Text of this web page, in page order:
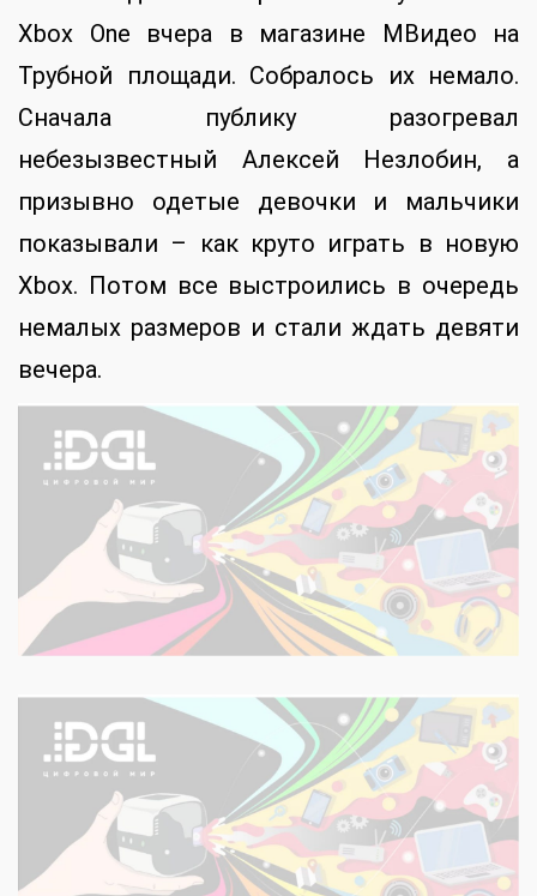
Xbox One вчера в магазине МВидео на
Трубной площади. Собралось их немало.
Сначала публику разогревал
небезызвестный Алексей Незлобин, а
призывно одетые девочки и мальчики
показывали – как круто играть в новую
Xbox. Потом все выстроились в очередь
немалых размеров и стали ждать девяти
вечера.